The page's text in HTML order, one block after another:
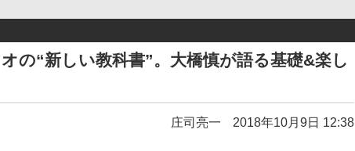
の“新しい教科書”。大橋慎が語る基礎&楽し
庄司亮一 2018年10月9日 12:38